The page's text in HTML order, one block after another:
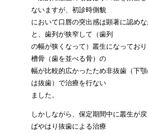
ないますが、初診時側貌
において口唇の突出感は顕著に認めな
と、歯列が狭窄して（歯列
の幅が狭くなって）叢生になってお
槽骨（歯を並べる骨）の
幅が比較的広かったため非抜歯（下
は抜歯）で治療を行ない
ました。
しかしながら、保定期間中に叢生が
ばやはり抜歯による治療